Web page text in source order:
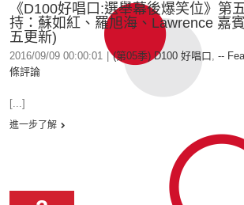
《D100好唱口:選舉幕後爆笑位》第
持：蘇如紅、羅旭海、Lawrence 嘉
五更新)
2016/09/09 00:00:01 (第05季) D100 好唱口, --
條評論
[...]
進一步了解